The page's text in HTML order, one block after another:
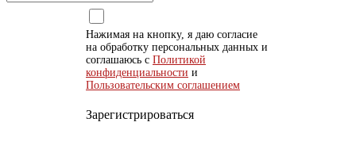
Нажимая на кнопку, я даю согласие
на обработку персональных данных и
соглашаюсь с Политикой
конфиденциальности и
Пользовательским соглашением
Зарегистрироваться